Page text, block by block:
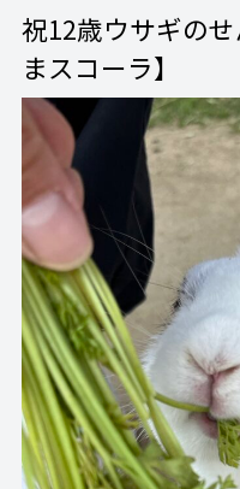
祝12歳ウサギの
まスコーラ】